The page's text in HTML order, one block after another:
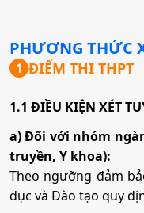
PHƯƠNG THỨC
1 ĐIỂM THI THPT
1.1 ĐIỀU KIỆN XÉT
a) Đối với nhóm
truyền, Y khoa):
Theo ngưỡng đảm
dục và Đào tạo quy